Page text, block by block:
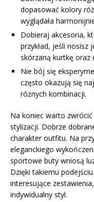
dopasować kolory
wyglądała
Dobieraj akcesoria,
przykład, jeśli nosisz
skórzaną kurtkę oraz
Nie bój się
często okazują się
różnych kombinacji.
Na koniec warto
stylizacji. Dobrze
charakter outfitu. Na
eleganckiego
sportowe buty wniosą
Dzięki takiemu
interesujące
indywidualny styl.